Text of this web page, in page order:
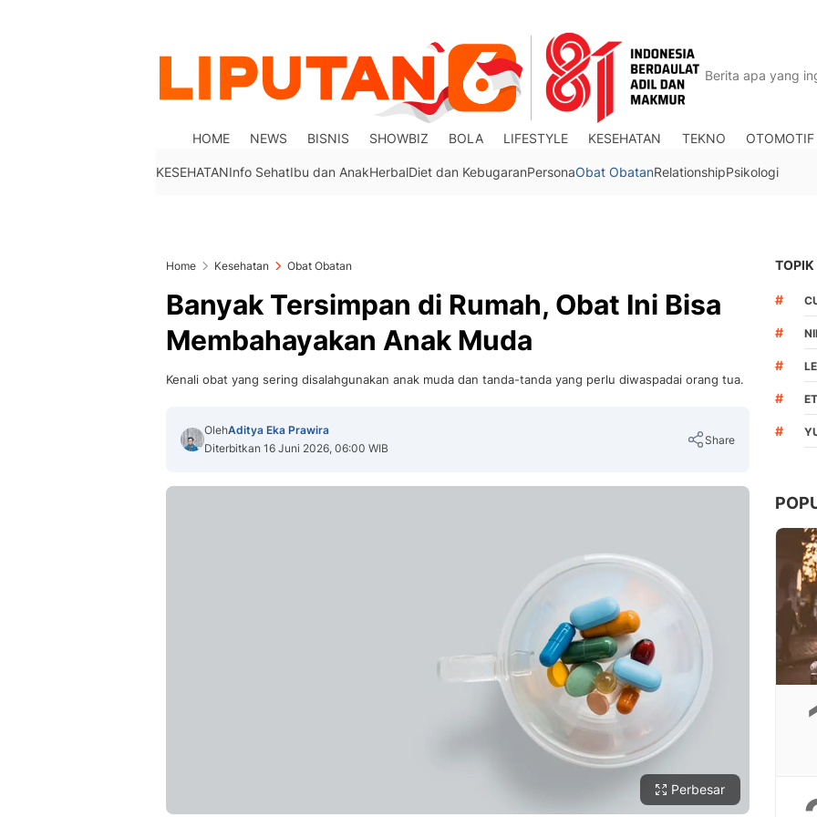
HOME NEWS BISNIS SHOWBIZ BOLA LIFESTYLE KESEHATAN TEKNO OTOMOTIF
KESEHATANInfo SehatIbu dan AnakHerbalDiet dan KebugaranPersonaObat ObatanRelationshipPsikologi
Home Kesehatan Obat Obatan
Banyak Tersimpan di Rumah, Obat Ini Bisa
Membahayakan Anak Muda
Kenali obat yang sering disalahgunakan anak muda dan tanda-tanda yang perlu diwaspadai orang tua.
OlehAditya Eka Prawira
Diterbitkan 16 Juni 2026, 06:00 WIB
Share
Perbesar
TOPIK
#
#
#
#
#